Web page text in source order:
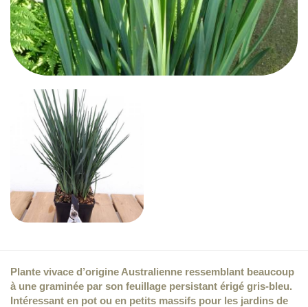
Plante vivace d’origine Australienne ressemblant beaucoup
à une graminée par son feuillage persistant érigé gris-bleu.
Intéressant en pot ou en petits massifs pour les jardins de